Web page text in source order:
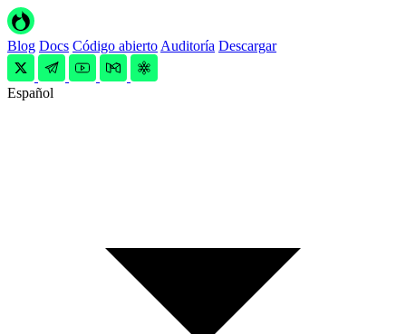
Blog Docs Código abierto Auditoría Descargar
Español